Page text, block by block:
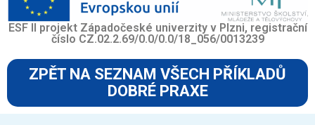
ESF II projekt Západočeské univerzity v Plzni, registrační
číslo CZ.02.2.69/0.0/0.0/18_056/0013239
ZPĚT NA SEZNAM VŠECH PŘÍKLADŮ
DOBRÉ PRAXE